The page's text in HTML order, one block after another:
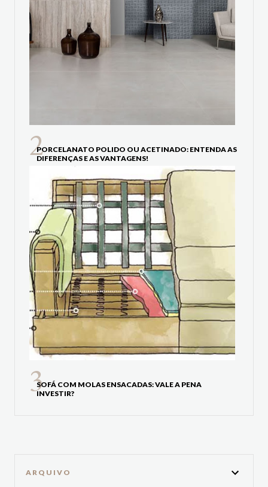
PORCELANATO POLIDO OU ACETINADO: ENTENDA AS
DIFERENÇAS E AS VANTAGENS!
SOFÁ COM MOLAS ENSACADAS: VALE A PENA
INVESTIR?
ARQUIVO